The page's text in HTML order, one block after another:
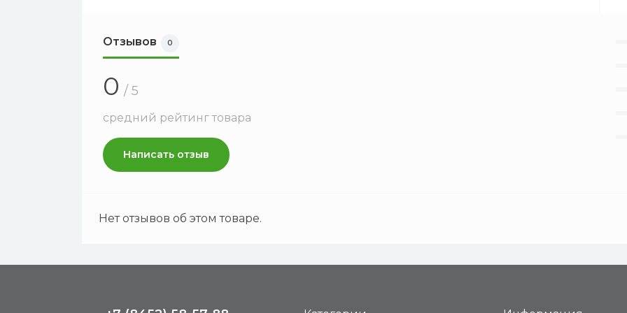
Отзывов 0
0 / 5
средний рейтинг товара
Написать отзыв
Нет отзывов об этом товаре.